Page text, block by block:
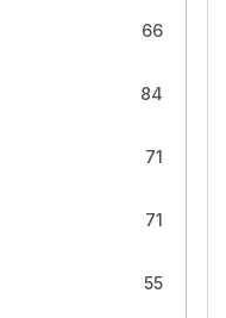
66
84
71
71
55